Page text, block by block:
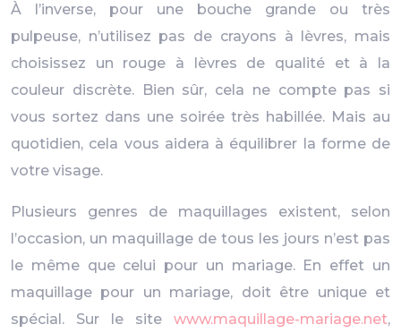
À l’inverse, pour une bouche grande ou très
pulpeuse, n’utilisez pas de crayons à lèvres, mais
choisissez un rouge à lèvres de qualité et à la
couleur discrète. Bien sûr, cela ne compte pas si
vous sortez dans une soirée très habillée. Mais au
quotidien, cela vous aidera à équilibrer la forme de
votre visage.
Plusieurs genres de maquillages existent, selon
l’occasion, un maquillage de tous les jours n’est pas
le même que celui pour un mariage. En effet un
maquillage pour un mariage, doit être unique et
spécial. Sur le site www.maquillage-mariage.net,